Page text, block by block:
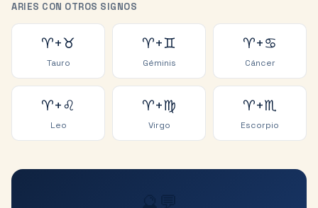
ARIES CON OTROS SIGNOS
♈+♉
Tauro
♈+♊
Géminis
♈+♋
Cáncer
♈+♌
Leo
♈+♍
Virgo
♈+♏
Escorpio